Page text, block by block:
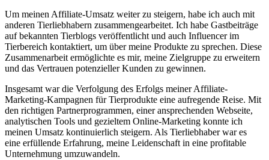
Um meinen ⁤Affiliate-Umsatz weiter zu⁣ steigern, habe ich auch ⁣mit
anderen Tierliebhabern​ zusammengearbeitet. Ich ‌habe ⁤Gastbeiträge
auf bekannten Tierblogs veröffentlicht und auch⁣ Influencer im
‍Tierbereich kontaktiert, um über meine ⁣Produkte zu sprechen. Diese
Zusammenarbeit ermöglichte es ‌mir, meine‌ Zielgruppe zu⁣ erweitern⁣
und das Vertrauen potenzieller Kunden ​zu ⁤gewinnen.
Insgesamt war die Verfolgung ‍des Erfolgs meiner Affiliate-
Marketing-Kampagnen für Tierprodukte​ eine aufregende Reise. Mit
⁤den⁣ richtigen Partnerprogrammen, ⁤einer ansprechenden Webseite,
analytischen Tools und gezieltem Online-Marketing konnte⁢ ich
meinen Umsatz kontinuierlich steigern. ⁣Als⁣ Tierliebhaber war es
eine erfüllende Erfahrung, ‍meine Leidenschaft in eine profitable
Unternehmung umzuwandeln.